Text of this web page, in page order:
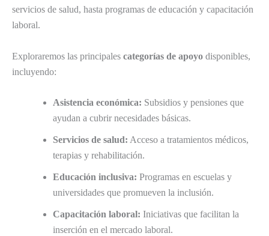
servicios de salud, hasta programas de educación y capacitación
laboral.
Exploraremos las principales categorías de apoyo disponibles,
incluyendo:
Asistencia económica: Subsidios y pensiones que
ayudan a cubrir necesidades básicas.
Servicios de salud: Acceso a tratamientos médicos,
terapias y rehabilitación.
Educación inclusiva: Programas en escuelas y
universidades que promueven la inclusión.
Capacitación laboral: Iniciativas que facilitan la
inserción en el mercado laboral.